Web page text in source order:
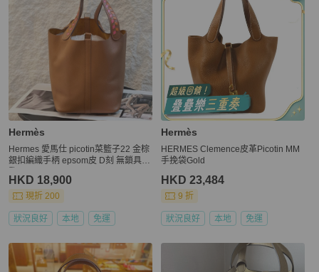
Hermès
Hermes 愛馬仕 picotin菜籃子22 金棕
銀扣編織手柄 epsom皮 D刻 無鎖具鑰
HKD 18,900
現折 200
狀況良好 本地 免運
Hermès
HERMES Clemence皮革Picotin MM
手挽袋Gold
HKD 23,484
9 折
狀況良好 本地 免運